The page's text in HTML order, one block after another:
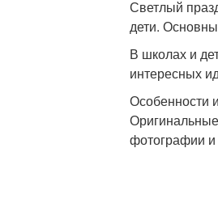
Светлый
дети.
В школах и
интересных
Особенности
фотографии и